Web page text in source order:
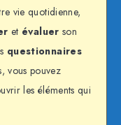
vie quotidienne,
et évaluer son
questionnaires
vous pouvez
les éléments qui